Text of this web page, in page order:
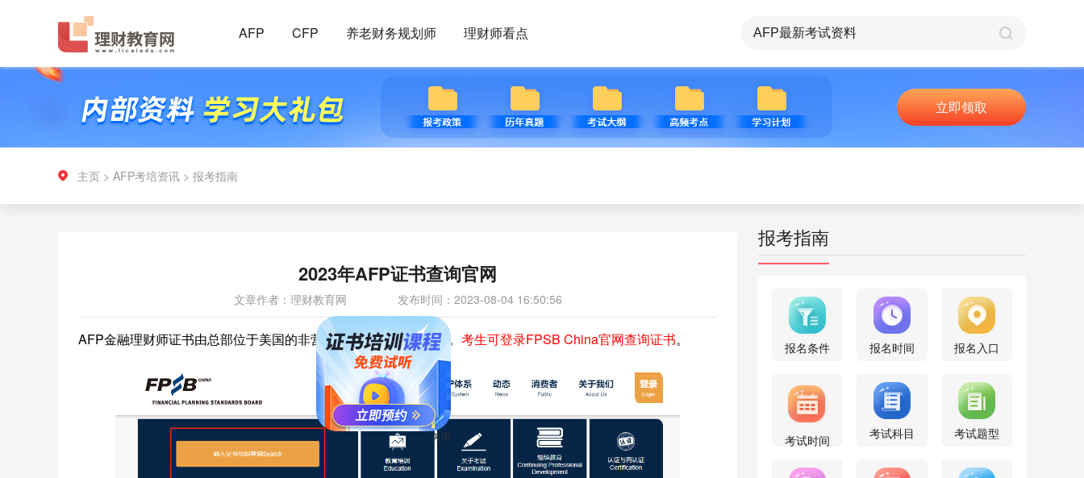
AFP CFP 养老财务规划师 理财师看点
立即领取
主页 > AFP考培资讯 > 报考指南
2023年AFP证书查询官网
文章作者：理财教育网 发布时间：2023-08-04 16:50:56
AFP金融理财师证书由总部位于美国的非营利组织FPSB统一签发。 考生可登录FPSB China官网查询证书。
报考指南
报名条件 报名时间 报名入口
考试时间 考试科目 考试题型
关闭